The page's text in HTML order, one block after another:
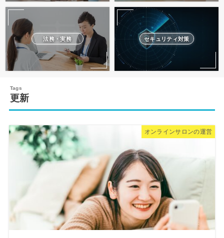
法務・実務 セキュリティ対策
更新
オンラインサロンの運営